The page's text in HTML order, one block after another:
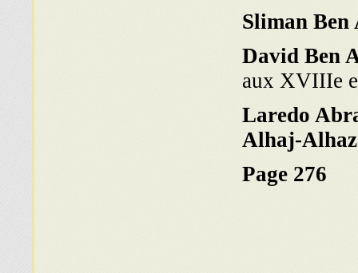
Sliman Ben
David Ben
aux XVIIIe
Laredo
Alhaj-
Page 276